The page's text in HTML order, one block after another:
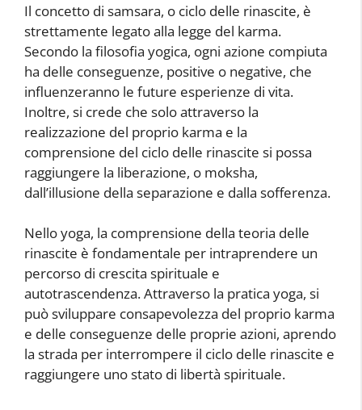
Il concetto di samsara, o ciclo delle rinascite, è
strettamente legato alla legge del karma.
Secondo la filosofia yogica, ogni azione compiuta
ha delle conseguenze, positive o negative, che
influenzeranno le future esperienze di vita.
Inoltre, si crede che solo attraverso la
realizzazione del proprio karma e la
comprensione del ciclo delle rinascite si possa
raggiungere la liberazione, o moksha,
dall’illusione della separazione e dalla sofferenza.
Nello yoga, la comprensione della teoria delle
rinascite è fondamentale per intraprendere un
percorso di crescita spirituale e
autotrascendenza. Attraverso la pratica yoga, si
può sviluppare consapevolezza del proprio karma
e delle conseguenze delle proprie azioni, aprendo
la strada per interrompere il ciclo delle rinascite e
raggiungere uno stato di libertà spirituale.